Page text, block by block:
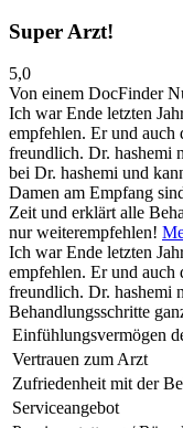
Super Arzt!
5,0
Von einem DocFinder
Ich war Ende letzten
empfehlen. Er und auch
freundlich. Dr. hashemi
bei Dr. hashemi und
Damen am Empfang
Zeit und erklärt alle
nur weiterempfehlen!
Ich war Ende letzten
empfehlen. Er und auch
freundlich. Dr. hashemi
Behandlungsschritte
Einfühlungsvermögen
Vertrauen zum Arzt
Zufriedenheit mit der
Serviceangebot